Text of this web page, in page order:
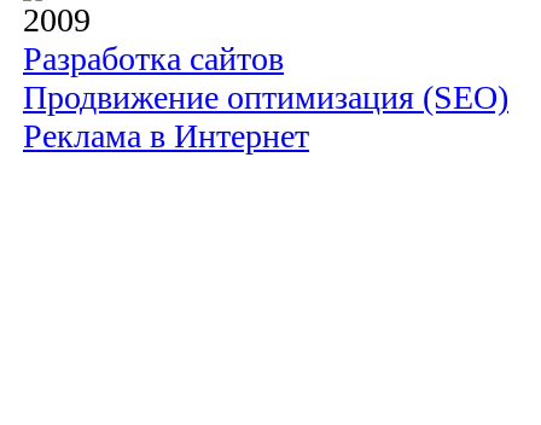
2009
Разработка сайтов
Продвижение оптимизация (SEO)
Реклама в Интернет